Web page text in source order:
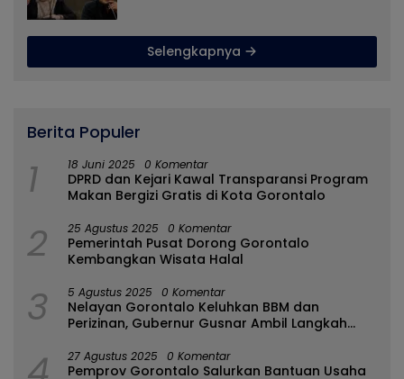
Selengkapnya
Berita Populer
1 18 Juni 2025 0 Komentar
DPRD dan Kejari Kawal Transparansi Program
Makan Bergizi Gratis di Kota Gorontalo
2 25 Agustus 2025 0 Komentar
Pemerintah Pusat Dorong Gorontalo
Kembangkan Wisata Halal
3 5 Agustus 2025 0 Komentar
Nelayan Gorontalo Keluhkan BBM dan
Perizinan, Gubernur Gusnar Ambil Langkah
27 Agustus 2025 0 Komentar
Pemprov Gorontalo Salurkan Bantuan Usaha